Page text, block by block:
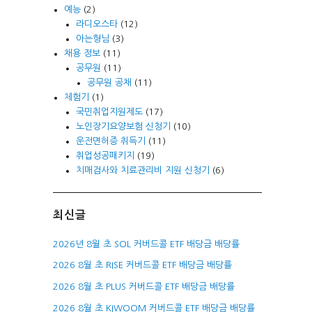
예능 (2)
라디오스타(12)
아는형님 (3)
채용 정보 (11)
공무원
(11)
공무원 공채 (11)
체험기
(1)
국민취업지원제도(17)
노인장기요양보험 신청기
(10)
운전면허증 취득기
(11)
취업성공패키지
(19)
치매검사와 치료관리비 지원 신청기
(6)
최신글
2026년 8월 초 SOL 커버드콜 ETF 배당금 배당률
2026 8월 초 RISE 커버드콜 ETF 배당금 배당률
2026 8월 초 PLUS 커버드콜 ETF 배당금 배당률
2026 8월 초 KIWOOM 커버드콜 ETF 배당금 배당률